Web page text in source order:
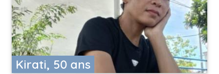
Kirati, 50 ans